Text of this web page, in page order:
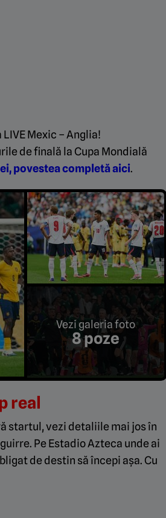
Mexic – Anglia!
de finală la Cupa Mondială
povestea completă aici.
Vezi galeria foto
8 poze
real
startul, vezi detaliile mai jos în
Pe Estadio Azteca unde ai
de destin să începi așa. Cu